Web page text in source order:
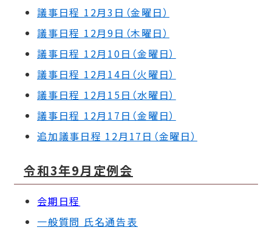
議事日程 12月3日（金曜日）
議事日程 12月9日（木曜日）
議事日程 12月10日（金曜日）
議事日程 12月14日（火曜日）
議事日程 12月15日（水曜日）
議事日程 12月17日（金曜日）
追加議事日程 12月17日（金曜日）
令和3年9月定例会
会期日程
一般質問 氏名通告表